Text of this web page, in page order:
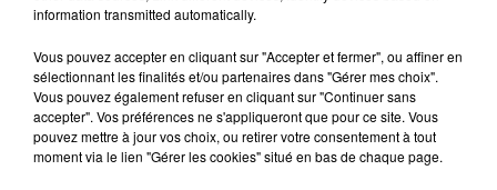
souhaite nous sensibiliser sur le
oiseaux en cette période de
printemps, et la façon de les tailler
pour ne pas embêter les animaux
qui s'y trouvent.
information transmitted automatically.
Vous pouvez accepter en cliquant sur "Accepter et fermer", ou affiner en
sélectionnant les finalités et/ou partenaires dans "Gérer mes choix".
Vous pouvez également refuser en cliquant sur "Continuer sans
accepter". Vos préférences ne s'appliqueront que pour ce site. Vous
pouvez mettre à jour vos choix, ou retirer votre consentement à tout
moment via le lien "Gérer les cookies" situé en bas de chaque page.